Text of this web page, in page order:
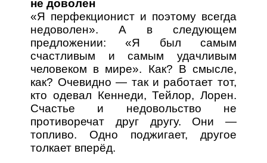
не доволен
«Я перфекционист и поэтому всегда
недоволен». А в следующем
предложении: «Я был самым
счастливым и самым удачливым
человеком в мире». Как? В смысле,
как? Очевидно — так и работает тот,
кто одевал Кеннеди, Тейлор, Лорен.
Счастье и недовольство не
противоречат друг другу. Они —
топливо. Одно поджигает, другое
толкает вперёд.